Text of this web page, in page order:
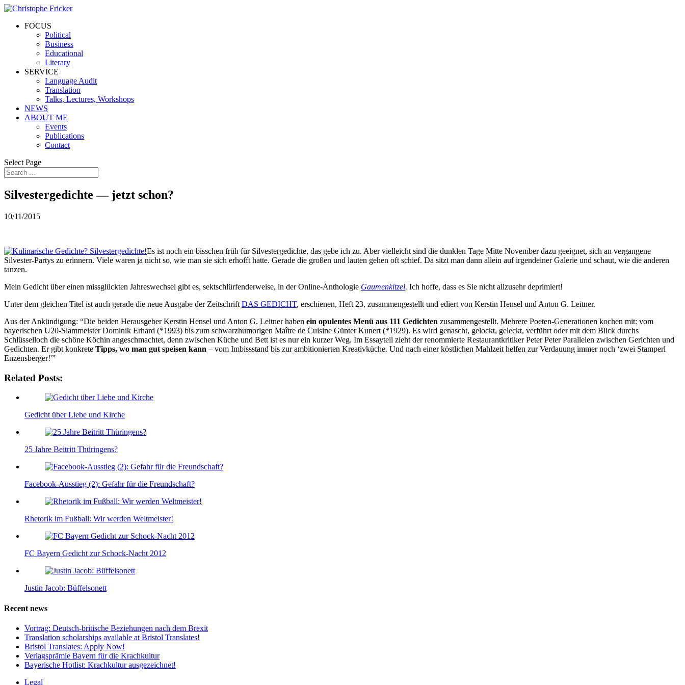
FOCUS
Political
Business
Educational
Literary
SERVICE
Language Audit
Translation
Talks, Lectures, Workshops
NEWS
ABOUT ME
Events
Publications
Contact
Select Page
Silvestergedichte — jetzt schon?
10/11/2015
Es ist noch ein bisschen früh für Silvestergedichte, das gebe ich zu. Aber vielleicht sind die dunklen Tage Mitte November dazu geeignet, sich an vergangene
Silvester-Partys zu erinnern. Viele waren ja nicht so, wie man sie sich erhofft hatte. Gerade die großen und lauten gehen oft schief. Da sitzt man dann allein auf irgendeiner Galerie und schaut, wie die anderen
tanzen.
Mein Gedicht über einen missglückten Jahreswechsel gibt es, sektschlürfenderweise, in der Online-Anthologie Gaumenkitzel. Ich hoffe, dass es Sie nicht allzusehr deprimiert!
Unter dem gleichen Titel ist auch gerade die neue Ausgabe der Zeitschrift DAS GEDICHT, erschienen, Heft 23, zusammengestellt und ediert von Kerstin Hensel und Anton G. Leitner.
Aus der Ankündigung: “Die beiden Herausgeber Kerstin Hensel und Anton G. Leitner haben ein opulentes Menü aus 111 Gedichten zusammengestellt. Mehrere Poeten-Generationen kochen mit: vom
bayerischen U20-Slammeister Dominik Erhard (*1993) bis zum schwarzhumorigen Maître de Cuisine Günter Kunert (*1929). Es wird genascht, gelockt, geleckt, verführt oder mit dem Blick durchs
Schlüsselloch die schöne Köchin angeschmachtet, denn zwischen Küche und Bett ist es nur ein kurzer Weg. Im Essayteil zieht der renommierte Restaurantkritiker Peter Peter Parallelen zwischen Gerichten und
Gedichten. Er gibt konkrete Tipps, wo man gut speisen kann – vom Imbissstand bis zur ambitionierten Kreativküche. Und nach einer köstlichen Mahlzeit helfen zur Verdauung immer noch ‘zwei Stamperl
Enzensberger!'”
Related Posts:
Gedicht über Liebe und Kirche
25 Jahre Beitritt Thüringens?
Facebook-Ausstieg (2): Gefahr für die Freundschaft?
Rhetorik im Fußball: Wir werden Weltmeister!
FC Bayern Gedicht zur Schock-Nacht 2012
Justin Jacob: Büffelsonett
Recent news
Vortrag: Deutsch-britische Beziehungen nach dem Brexit
Translation scholarships available at Bristol Translates!
Bristol Translates: Apply Now!
Verlagsprämie Bayern für die Krachkultur
Bayerische Hotlist: Krachkultur ausgezeichnet!
Legal